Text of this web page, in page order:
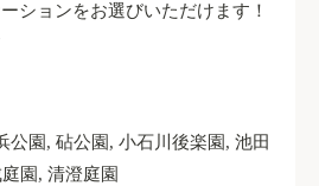
ションをお選びいただけます！
公園, 砧公園, 小石川後楽園, 池田
園, 清澄庭園